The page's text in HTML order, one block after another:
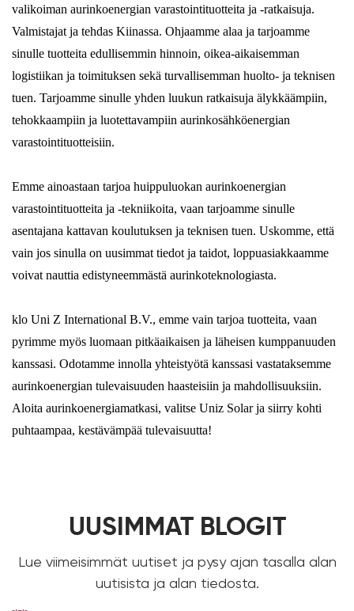
valikoiman aurinkoenergian varastointituotteita ja -ratkaisuja.
Valmistajat ja tehdas Kiinassa. Ohjaamme alaa ja tarjoamme
sinulle tuotteita edullisemmin hinnoin, oikea-aikaisemman
logistiikan ja toimituksen sekä turvallisemman huolto- ja teknisen
tuen. Tarjoamme sinulle yhden luukun ratkaisuja älykkäämpiin,
tehokkaampiin ja luotettavampiin aurinkosähköenergian
varastointituotteisiin.
Emme ainoastaan ​​tarjoa huippuluokan aurinkoenergian
varastointituotteita ja -tekniikoita, vaan tarjoamme sinulle
asentajana kattavan koulutuksen ja teknisen tuen. Uskomme, että
vain jos sinulla on uusimmat tiedot ja taidot, loppuasiakkaamme
voivat nauttia edistyneemmästä aurinkoteknologiasta.
klo Uni Z International B.V., emme vain tarjoa tuotteita, vaan
pyrimme myös luomaan pitkäaikaisen ja läheisen kumppanuuden
kanssasi. Odotamme innolla yhteistyötä kanssasi vastataksemme
aurinkoenergian tulevaisuuden haasteisiin ja mahdollisuuksiin.
Aloita aurinkoenergiamatkasi, valitse Uniz Solar ja siirry kohti
puhtaampaa, kestävämpää tulevaisuutta!
UUSIMMAT BLOGIT
Lue viimeisimmät uutiset ja pysy ajan tasalla alan
uutisista ja alan tiedosta.